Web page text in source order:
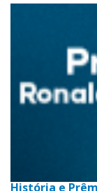
História e